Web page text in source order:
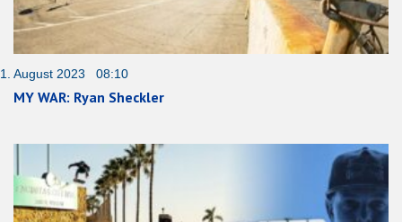
1. August 2023 08:10
MY WAR: Ryan Sheckler